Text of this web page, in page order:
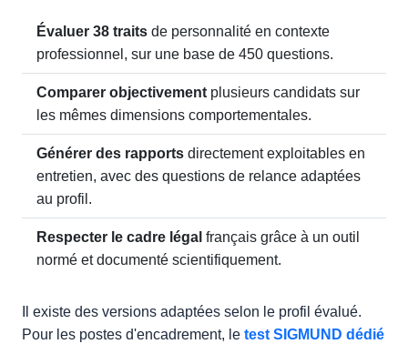
Évaluer 38 traits de personnalité en contexte
professionnel, sur une base de 450 questions.
Comparer objectivement plusieurs candidats sur
les mêmes dimensions comportementales.
Générer des rapports directement exploitables en
entretien, avec des questions de relance adaptées
au profil.
Respecter le cadre légal français grâce à un outil
normé et documenté scientifiquement.
Il existe des versions adaptées selon le profil évalué.
Pour les postes d'encadrement, le test SIGMUND dédié